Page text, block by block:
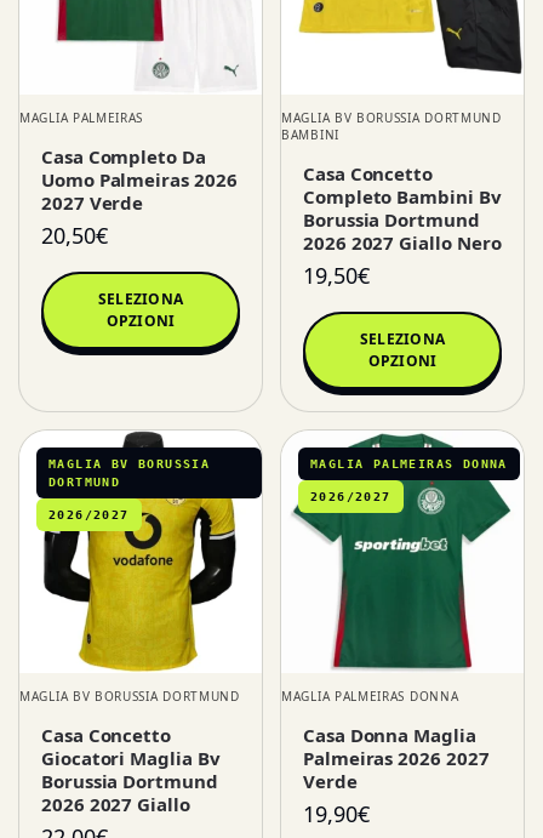
MAGLIA PALMEIRAS
Casa Completo Da
Uomo Palmeiras 2026
2027 Verde
20,50€
SELEZIONA
OPZIONI
MAGLIA BV BORUSSIA DORTMUND
BAMBINI
Casa Concetto
Completo Bambini Bv
Borussia Dortmund
2026 2027 Giallo Nero
19,50€
SELEZIONA
OPZIONI
MAGLIA BV BORUSSIA
DORTMUND
2026/2027
MAGLIA BV BORUSSIA DORTMUND
Casa Concetto
Giocatori Maglia Bv
Borussia Dortmund
2026 2027 Giallo
MAGLIA PALMEIRAS DONNA
2026/2027
MAGLIA PALMEIRAS DONNA
Casa Donna Maglia
Palmeiras 2026 2027
Verde
19,90€